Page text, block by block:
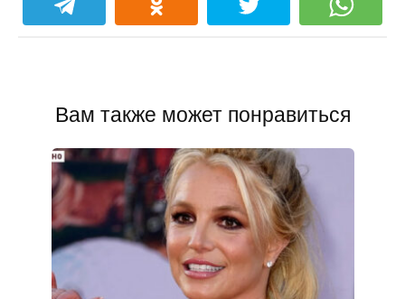
Вам также может понравиться